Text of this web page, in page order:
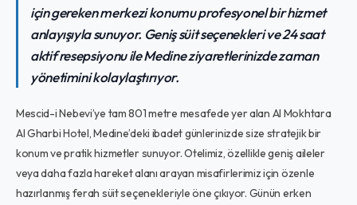
için gereken merkezi konumu profesyonel bir hizmet
anlayışıyla sunuyor. Geniş süit seçenekleri ve 24 saat
aktif resepsiyonu ile Medine ziyaretlerinizde zaman
yönetimini kolaylaştırıyor.
Mescid-i Nebevi’ye tam 801 metre mesafede yer alan Al Mokhtara
Al Gharbi Hotel, Medine’deki ibadet günlerinizde size stratejik bir
konum ve pratik hizmetler sunuyor. Otelimiz, özellikle geniş aileler
veya daha fazla hareket alanı arayan misafirlerimiz için özenle
hazırlanmış ferah süit seçenekleriyle öne çıkıyor. Günün erken